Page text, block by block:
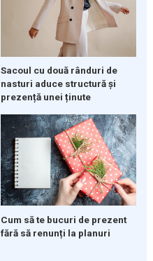
Sacoul cu două rânduri de
nasturi aduce structură și
prezență unei ținute
Cum să te bucuri de prezent
fără să renunți la planuri